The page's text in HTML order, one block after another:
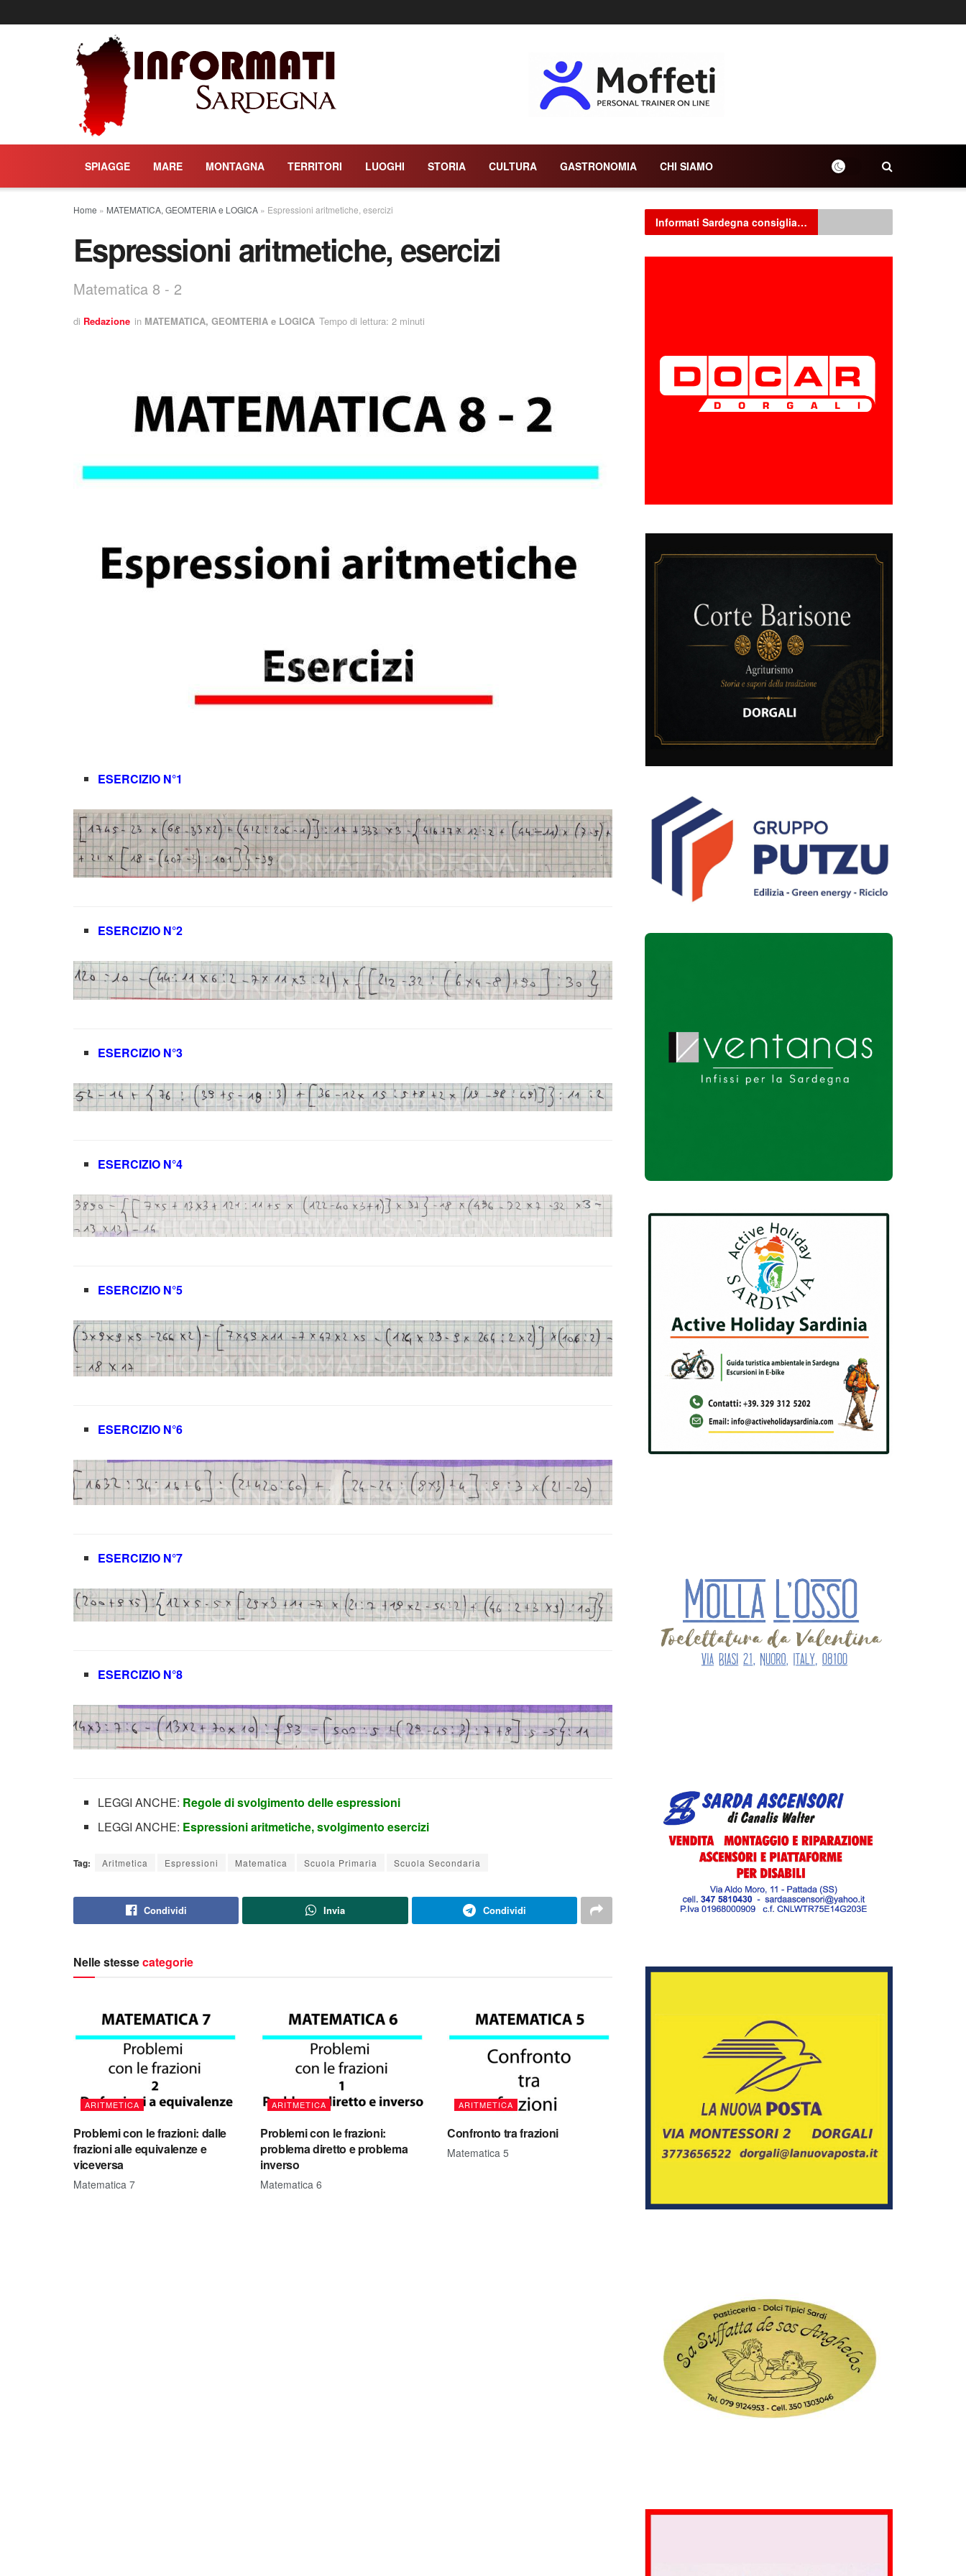
SPIAGGE MARE MONTAGNA TERRITORI LUOGHI STORIA CULTURA GASTRONOMIA CHI SIAMO
Home » MATEMATICA, GEOMTERIA e LOGICA » Espressioni aritmetiche, esercizi
Espressioni aritmetiche, esercizi
Matematica 8 - 2
di Redazione in MATEMATICA, GEOMTERIA e LOGICA Tempo di lettura: 2 minuti
ESERCIZIO N°1
ESERCIZIO N°2
ESERCIZIO N°3
ESERCIZIO N°4
ESERCIZIO N°5
ESERCIZIO N°6
ESERCIZIO N°7
ESERCIZIO N°8
LEGGI ANCHE: Regole di svolgimento delle espressioni
LEGGI ANCHE: Espressioni aritmetiche, svolgimento esercizi
Tag: Aritmetica Espressioni Matematica Scuola Primaria Scuola Secondaria
Condividi Invia Condividi
Nelle stessecategorie
ARITMETICA
Problemi con le frazioni: dalle
frazioni alle equivalenze e
viceversa
Matematica 7
ARITMETICA
Problemi con le frazioni:
problema diretto e problema
inverso
Matematica 6
ARITMETICA
Confronto tra frazioni
Matematica 5
Informati Sardegna consiglia…